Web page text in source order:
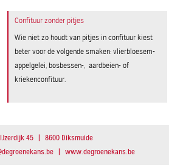
Confituur zonder pitjes
Wie niet zo houdt van pitjes in confituur kiest
beter voor de volgende smaken: vlierbloesem-
appelgelei, bosbessen-, aardbeien- of
kriekenconfituur.
IJzerdijk 45
8600 Diksmuide
degroenekans.be www.degroenekans.be